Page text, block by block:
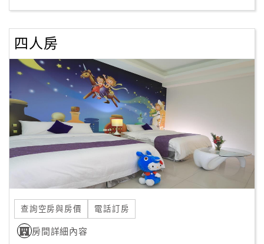
客
服
聯
單
Line
線
客
紅
利
查
四人房
查詢空房與房價 電話訂房
房間詳細內容